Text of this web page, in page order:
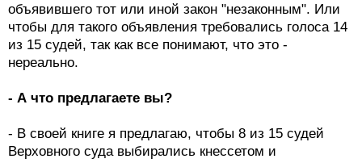
объявившего тот или иной закон "незаконным". Или
чтобы для такого объявления требовались голоса 14
из 15 судей, так как все понимают, что это -
нереально.
- А что предлагаете вы?
- В своей книге я предлагаю, чтобы 8 из 15 судей
Верховного суда выбирались кнессетом и